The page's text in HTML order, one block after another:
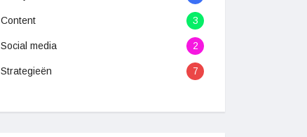
Content 3
Social media 2
Strategieën 7